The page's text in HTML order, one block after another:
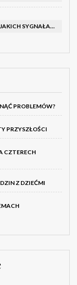
ZMĘCZENIE PODCZAS JAZDY NOCĄ – PO JAKICH SYGNAŁACH ROZPOZNAĆ SENNOŚĆ ZA KIEROWNICĄ I KIEDY ZROBIĆ PRZERWĘ
PROBLEMÓW?
PRZYSZŁOŚCI
CZTERECH
Z DZIEĆMI